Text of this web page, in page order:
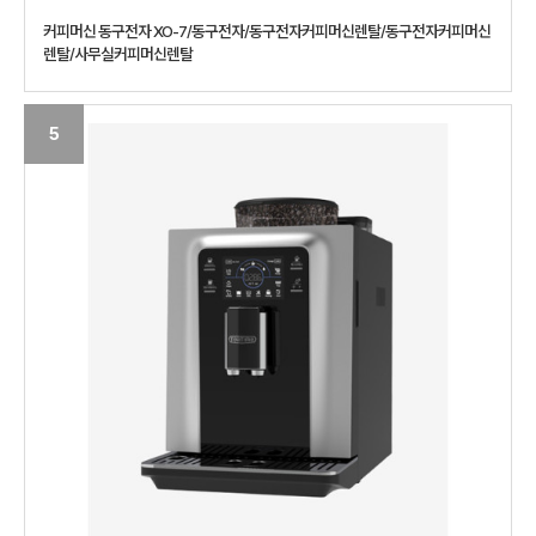
커피머신 동구전자 XO-7/동구전자/동구전자커피머신렌탈/동구전자커피머신
렌탈/사무실커피머신렌탈
5